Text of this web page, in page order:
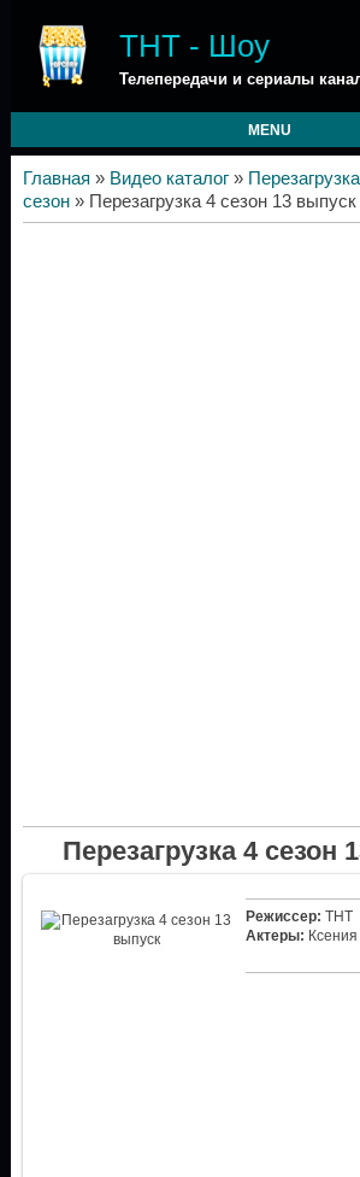
ТНТ - Шоу
Телепередачи и сериалы
MENU
Главная » Видео каталог» Перезагрузка
сезон» Перезагрузка 4 сезон 13 выпуск
Перезагрузка 4 сезон
Режиссер: ТНТ
Актеры: